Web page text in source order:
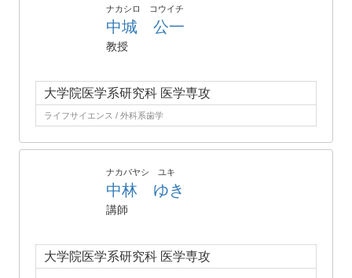
ナカシロ コウイチ
中城 公一
教授
大学院医学系研究科 医学専攻
ライフサイエンス / 外科系歯学
ナカバヤシ ユキ
中林 ゆき
講師
大学院医学系研究科 医学専攻